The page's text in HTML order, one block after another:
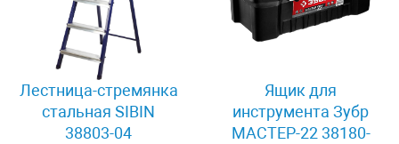
Лестница-стремянка
стальная SIBIN
38803-04
Ящик для
инструмента Зубр
МАСТЕР-22 38180-